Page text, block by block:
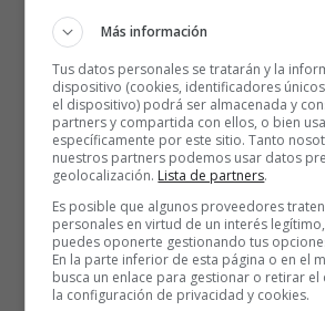
Estreno en
película Norman
Dirección:Trevor Wall
Nacionalidades: USA
Año: 2016 Fecha de estreno: 01-04-
Más información
Tus datos personales se tratarán y la
dispositivo (cookies, identificadores
el dispositivo) podrá ser almacenada y
partners y compartida con ellos, o bien
específicamente por este sitio. Tanto
nuestros partners podemos usar datos
geolocalización. Lista de partners.
Es posible que algunos proveedores
personales en virtud de un interés
puedes oponerte gestionando tus
En la parte inferior de esta página o en el
busca un enlace para gestionar o retirar el
la configuración de privacidad y cookies.